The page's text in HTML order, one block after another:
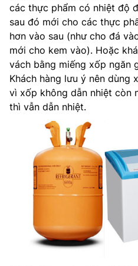
các thực phẩm có nhiệt độ
sau đó mới cho các thực
hơn vào sau (như cho đá
mới cho kem vào). Hoặc
vách bằng miếng xốp ngăn
Khách hàng lưu ý nên dùng
vì xốp không dẫn nhiệt còn
thì vẫn dẫn nhiệt.